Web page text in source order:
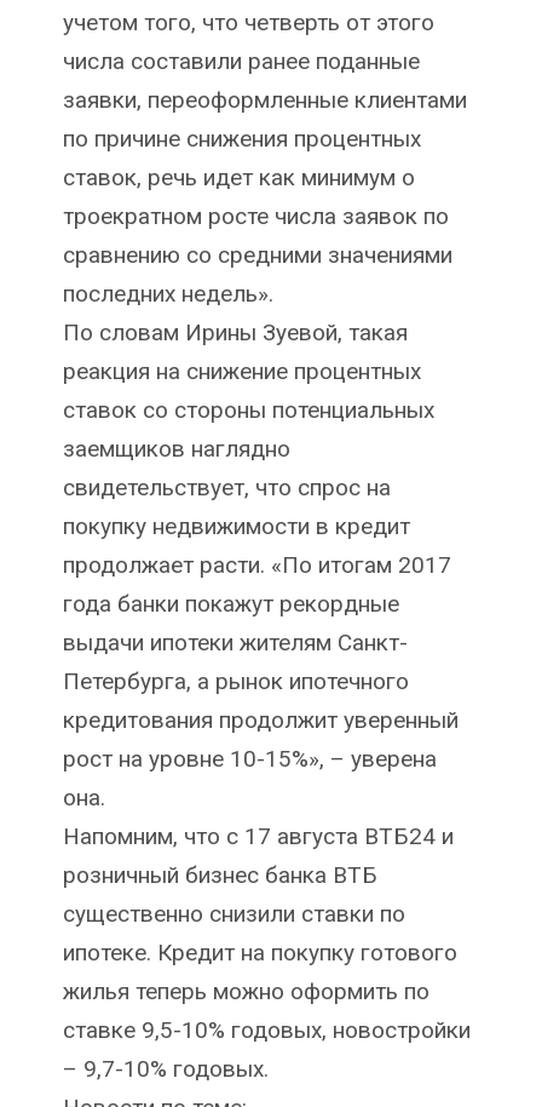
учетом того, что четверть от этого
числа составили ранее поданные
заявки, переоформленные клиентами
по причине снижения процентных
ставок, речь идет как минимум о
троекратном росте числа заявок по
сравнению со средними значениями
последних недель».
По словам Ирины Зуевой, такая
реакция на снижение процентных
ставок со стороны потенциальных
заемщиков наглядно
свидетельствует, что спрос на
покупку недвижимости в кредит
продолжает расти. «По итогам 2017
года банки покажут рекордные
выдачи ипотеки жителям Санкт-
Петербурга, а рынок ипотечного
кредитования продолжит уверенный
рост на уровне 10-15%», – уверена
она.
Напомним, что с 17 августа ВТБ24 и
розничный бизнес банка ВТБ
существенно снизили ставки по
ипотеке. Кредит на покупку готового
жилья теперь можно оформить по
ставке 9,5-10% годовых, новостройки
– 9,7-10% годовых.